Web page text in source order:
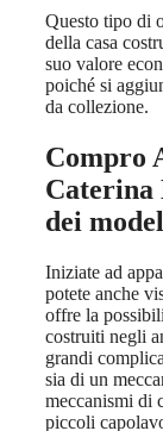
Questo tipo di
della casa
suo valore
poiché si
da collezione.
Compro
dei
Iniziate ad
potete anche
offre la
costruiti negli
grandi
sia di un
meccanismi di
piccoli